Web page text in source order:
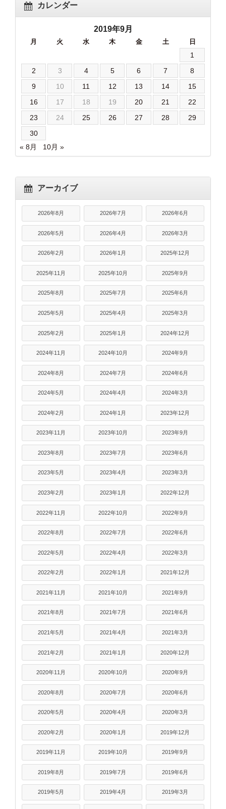
カレンダー
2019年9月
月 火 水 木 金 土 日
1
2
3 4 5 6 7
8
9
10 11 12 13 14
15
16
17 18 19 20 21
22
23
24 25 26 27 28
29
30
« 8月
10月 »
アーカイブ
2026年8月 2026年7月 2026年6月
2026年5月 2026年4月 2026年3月
2026年2月 2026年1月 2025年12月
2025年11月 2025年10月 2025年9月
2025年8月 2025年7月 2025年6月
2025年5月 2025年4月 2025年3月
2025年2月 2025年1月 2024年12月
2024年11月 2024年10月 2024年9月
2024年8月 2024年7月 2024年6月
2024年5月 2024年4月 2024年3月
2024年2月 2024年1月 2023年12月
2023年11月 2023年10月 2023年9月
2023年8月 2023年7月 2023年6月
2023年5月 2023年4月 2023年3月
2023年2月 2023年1月 2022年12月
2022年11月 2022年10月 2022年9月
2022年8月 2022年7月 2022年6月
2022年5月 2022年4月 2022年3月
2022年2月 2022年1月 2021年12月
2021年11月 2021年10月 2021年9月
2021年8月 2021年7月 2021年6月
2021年5月 2021年4月 2021年3月
2021年2月 2021年1月 2020年12月
2020年11月 2020年10月 2020年9月
2020年8月 2020年7月 2020年6月
2020年5月 2020年4月 2020年3月
2020年2月 2020年1月 2019年12月
2019年11月 2019年10月 2019年9月
2019年8月 2019年7月 2019年6月
2019年5月 2019年4月 2019年3月